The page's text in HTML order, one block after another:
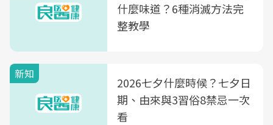
什麼味道？6種消滅方法完
整教學
新知
2026七夕什麼時候？七夕日
期、由來與3習俗8禁忌一次
看